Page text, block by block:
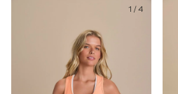
1 /4